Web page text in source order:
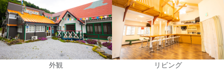
外観 リビング